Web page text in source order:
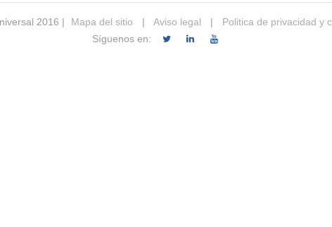
2016 | Mapa del sitio | Aviso legal |
Politica de privacidad y
Síguenos en: